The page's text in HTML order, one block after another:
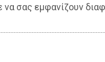
σας εμφανίζουν